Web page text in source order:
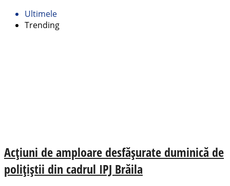
Ultimele
Trending
Acțiuni de amploare desfășurate duminică de
polițiștii din cadrul IPJ Brăila